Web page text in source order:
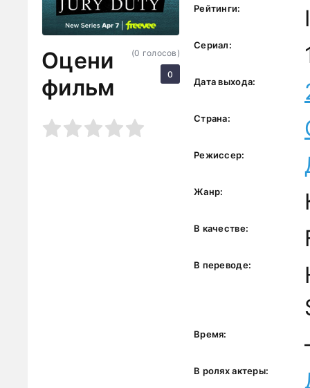
Оцени
фильм
5
(0 голосов)
0
Рейтинги:
Сериал:
Дата выхода:
Страна:
Режиссер:
Жанр:
В качестве:
В переводе:
Время:
В ролях актеры: